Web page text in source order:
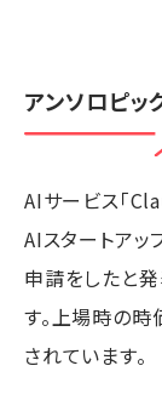
アンソロピッ
AIサービス「
AIスタートアッ
申請をしたと
す。上場時の
されています。